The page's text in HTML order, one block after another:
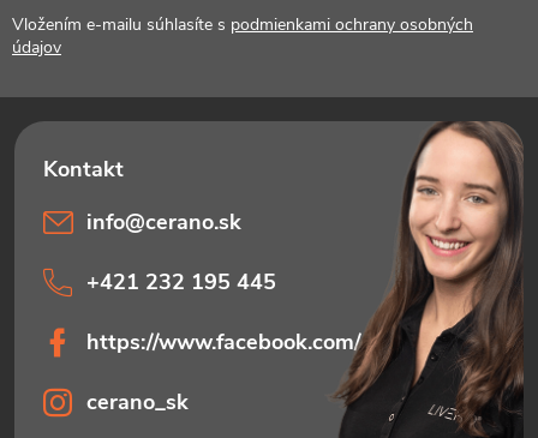
v
ý
p
i
i
e
Vložením e-mailu súhlasíte s podmienkami ochrany osobných
údajov
info@cerano.sk
+421 232 195 445
https://www.facebook.com/ceranosk
cerano_sk